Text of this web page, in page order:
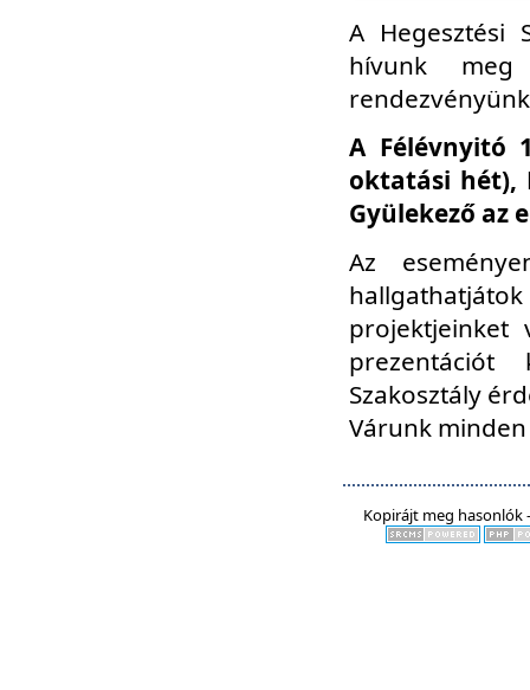
A Hegesztési
hívunk
A Félévnyitó
oktatási hét),
Gyülekező az
Az
Szakosztály
Várunk
Kopirájt meg hasonlók